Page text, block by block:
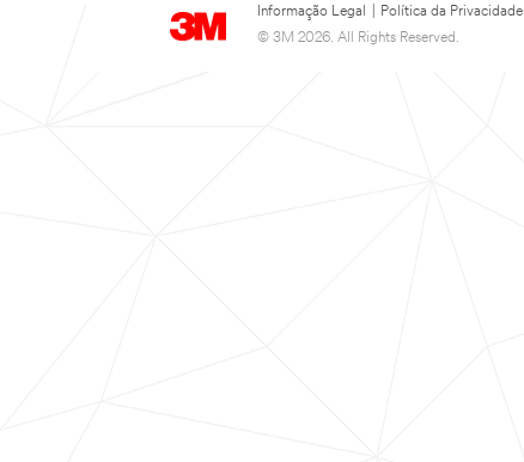
Informação Legal Política da Privacidade
© 3M 2026. All Rights Reserved.